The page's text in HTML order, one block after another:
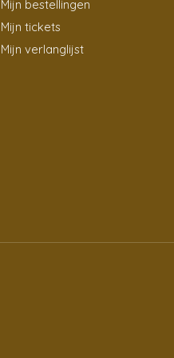
Mijn bestellingen
Mijn tickets
Mijn verlanglijst